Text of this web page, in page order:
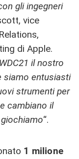
gli ingegneri
vice
di Apple.
il nostro
siamo entusiasti
strumenti per
cambiano il
“.
1 milione